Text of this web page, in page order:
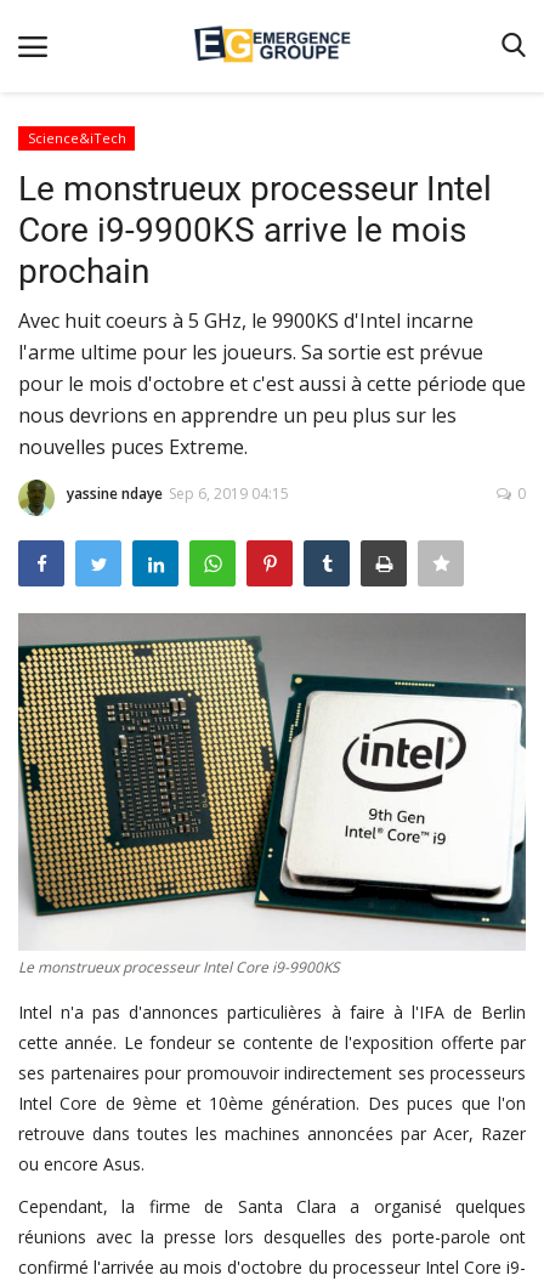
Accueil
Contact
Emergence
Galerie
Terms & Conditions
Nos Publications
Magazine
Nos Videos
Partenaires
Connexion
Français
Science&iTech
Le monstrueux processeur Intel
Core i9-9900KS arrive le mois
prochain
Avec huit coeurs à 5 GHz, le 9900KS d'Intel incarne
l'arme ultime pour les joueurs. Sa sortie est prévue
pour le mois d'octobre et c'est aussi à cette période que
nous devrions en apprendre un peu plus sur les
nouvelles puces Extreme.
yassine ndaye Sep 6, 2019 04:15 0
Le monstrueux processeur Intel Core i9-9900KS
Intel n'a pas d'annonces particulières à faire à l'IFA de Berlin
cette année. Le fondeur se contente de l'exposition offerte par
ses partenaires pour promouvoir indirectement ses processeurs
Intel Core de 9ème et 10ème génération. Des puces que l'on
retrouve dans toutes les machines annoncées par Acer, Razer
ou encore Asus.
Cependant, la firme de Santa Clara a organisé quelques
réunions avec la presse lors desquelles des porte-parole ont
confirmé l'arrivée au mois d'octobre du processeur Intel Core i9-